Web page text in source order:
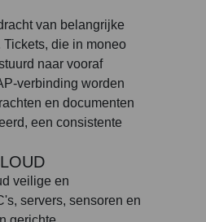
van belangrijke
die in moneo
naar vooraf
verbinding worden
en documenten
een consistente
veilige en
servers, sensoren en